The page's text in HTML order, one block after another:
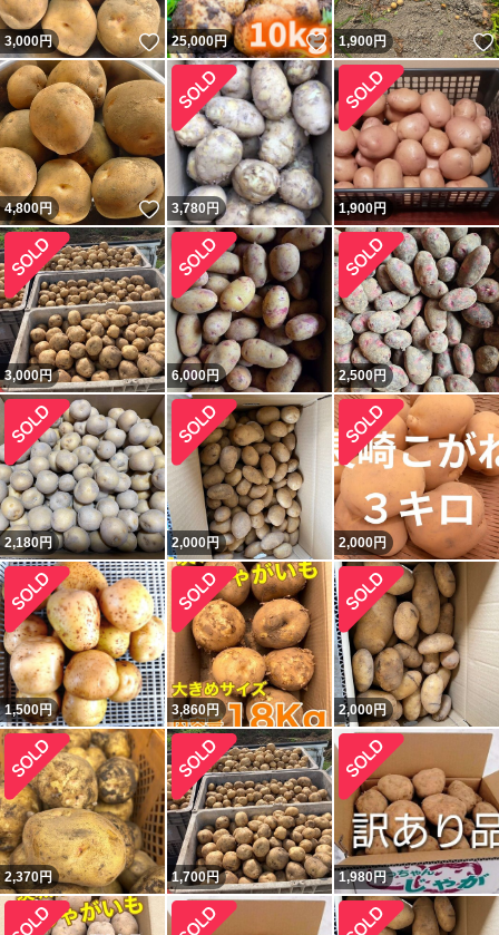
3,000円 いいね！
25,000円 いいね！
1,900円
4,800円 いいね！
3,780円 1,900円
3,000円 6,000円 2,500円
2,180円 2,000円 2,000円
1,500円 3,860円 2,000円
2,370円 1,700円 1,980円